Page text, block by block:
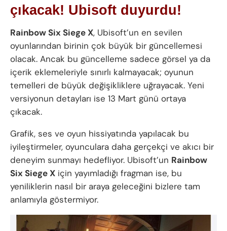
çıkacak! Ubisoft duyurdu!
Rainbow Six Siege X, Ubisoft’un en sevilen
oyunlarından birinin çok büyük bir güncellemesi
olacak. Ancak bu güncelleme sadece görsel ya da
içerik eklemeleriyle sınırlı kalmayacak; oyunun
temelleri de büyük değişikliklere uğrayacak. Yeni
versiyonun detayları ise 13 Mart günü ortaya
çıkacak.
Grafik, ses ve oyun hissiyatında yapılacak bu
iyileştirmeler, oyunculara daha gerçekçi ve akıcı bir
deneyim sunmayı hedefliyor. Ubisoft’un Rainbow
Six Siege X için yayımladığı fragman ise, bu
yeniliklerin nasıl bir araya geleceğini bizlere tam
anlamıyla göstermiyor.